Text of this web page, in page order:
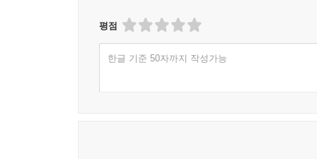
않고는 불가능하다. 이를 위해 우리는 유불리를
안 된다.” _정민
평점
한글 기준 50자까지 작성가능